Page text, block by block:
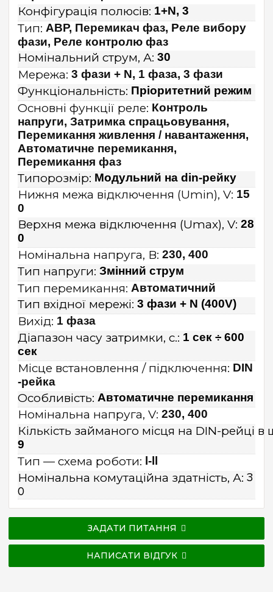
Конфігурація полюсів: 1+N, 3
Тип: АВР, Перемикач фаз, Реле вибору
фази, Реле контролю фаз
Номінальний струм, А: 30
Мережа: 3 фази + N, 1 фаза, 3 фази
Функціональність: Пріоритетний режим
Основні функції реле: Контроль
напруги, Затримка спрацьовування,
Перемикання живлення / навантаження,
Автоматичне перемикання,
Перемикання фаз
Типорозмір: Модульний на din-рейку
Нижня межа відключення (Umin), V: 15
0
Верхня межа відключення (Umах), V: 28
0
Номінальна напруга, В: 230, 400
Тип напруги: Змінний струм
Тип перемикання: Автоматичний
Тип вхідної мережі: 3 фази + N (400V)
Вихід: 1 фаза
Діапазон часу затримки, с.: 1 сек ÷ 600
сек
Місце встановлення / підключення: DIN
-рейка
Особливість: Автоматичне перемикання
Номінальна напруга, V: 230, 400
Кількість займаного місця на DIN-рейці в
9
Тип — схема роботи: l-ll
Номінальна комутаційна здатність, А: 3
0
ЗАДАТИ ПИТАННЯ
НАПИСАТИ ВІДГУК